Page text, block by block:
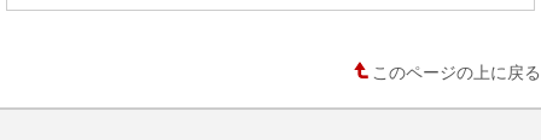
このページの上に戻る